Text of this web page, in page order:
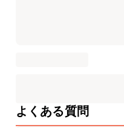
よくある質問